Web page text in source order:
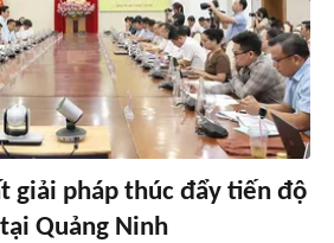
giải pháp thúc đẩy tiến độ
Quảng Ninh